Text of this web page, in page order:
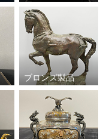
ブロンズ製品